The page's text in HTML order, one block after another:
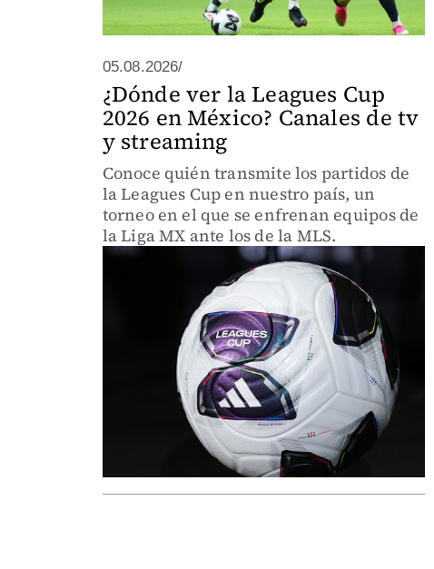
05.08.2026/
¿Dónde ver la Leagues Cup
2026 en México? Canales de tv
y streaming
Conoce quién transmite los partidos de
la Leagues Cup en nuestro país, un
torneo en el que se enfrenan equipos de
la Liga MX ante los de la MLS.